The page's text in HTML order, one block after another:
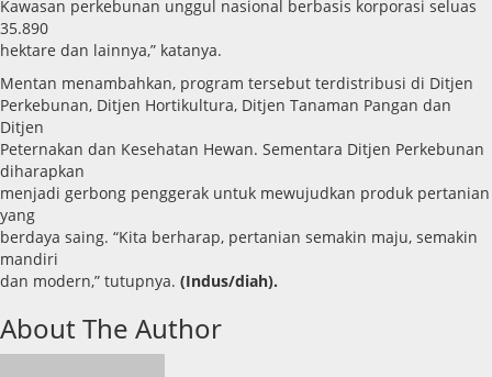
Kawasan perkebunan unggul nasional berbasis korporasi seluas
35.890
hektare dan lainnya,” katanya.
Mentan menambahkan, program tersebut terdistribusi di Ditjen
Perkebunan, Ditjen Hortikultura, Ditjen Tanaman Pangan dan
Ditjen
Peternakan dan Kesehatan Hewan. Sementara Ditjen Perkebunan
diharapkan
menjadi gerbong penggerak untuk mewujudkan produk pertanian
yang
berdaya saing. “Kita berharap, pertanian semakin maju, semakin
mandiri
dan modern,” tutupnya. (Indus/diah).
About The Author